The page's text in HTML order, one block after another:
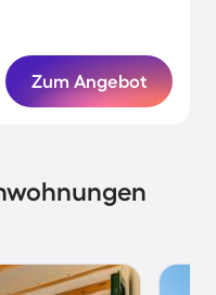
Zum Angebot